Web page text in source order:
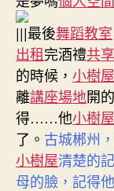
|||最後舞蹈教室
出租完酒禮共
的時候， 小樹屋
離講座場地開
得……他小樹屋
了。 古城郴州
小樹屋清楚的
母的臉，記得